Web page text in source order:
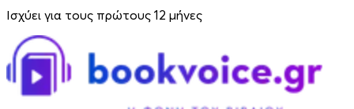
Ισχύει για τους πρώτους 12 μήνες